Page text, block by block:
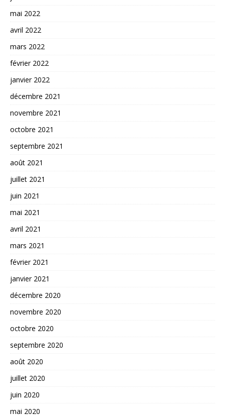
mai 2022
avril 2022
mars 2022
février 2022
janvier 2022
décembre 2021
novembre 2021
octobre 2021
septembre 2021
août 2021
juillet 2021
juin 2021
mai 2021
avril 2021
mars 2021
février 2021
janvier 2021
décembre 2020
novembre 2020
octobre 2020
septembre 2020
août 2020
juillet 2020
juin 2020
mai 2020